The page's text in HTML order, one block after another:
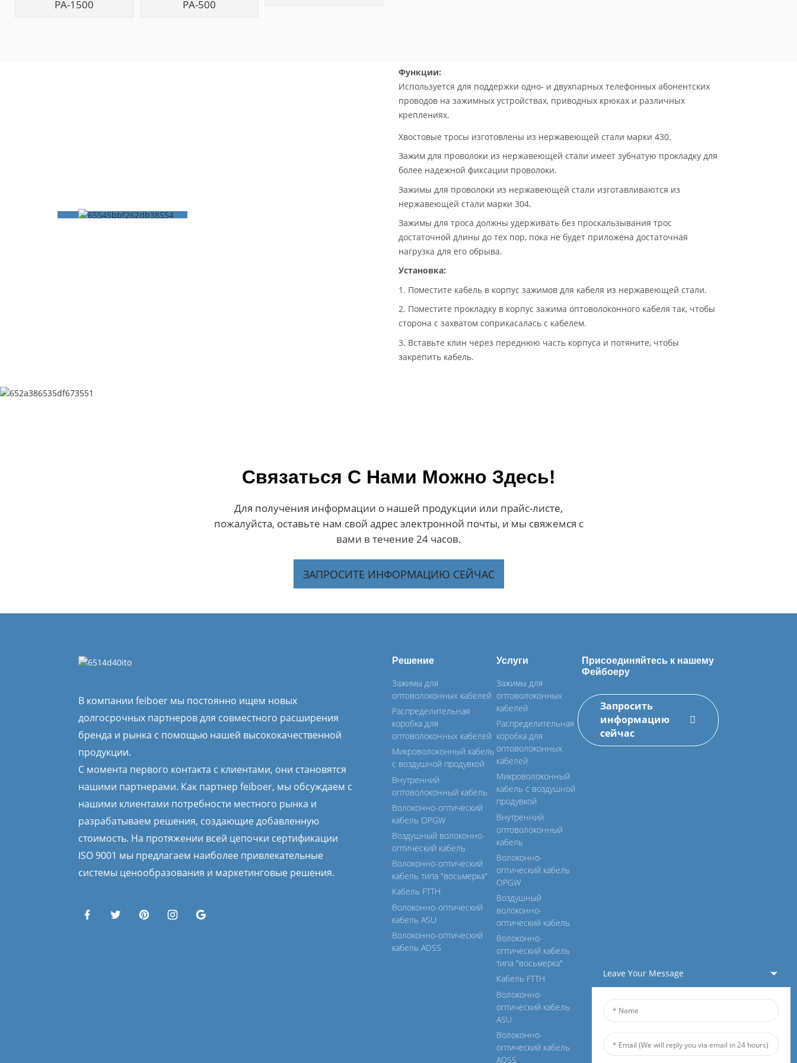
PA-1500
PA-500
Функции:
Используется для поддержки одно- и двухпарных телефонных абонентских
проводов на зажимных устройствах, приводных крюках и различных
креплениях.
Хвостовые тросы изготовлены из нержавеющей стали марки 430.
Зажим для проволоки из нержавеющей стали имеет зубчатую прокладку для
более надежной фиксации проволоки.
Зажимы для проволоки из нержавеющей стали изготавливаются из
нержавеющей стали марки 304.
Зажимы для троса должны удерживать без проскальзывания трос
достаточной длины до тех пор, пока не будет приложена достаточная
нагрузка для его обрыва.
Установка:
1. Поместите кабель в корпус зажимов для кабеля из нержавеющей стали.
2. Поместите прокладку в корпус зажима оптоволоконного кабеля так, чтобы
сторона с захватом соприкасалась с кабелем.
3. Вставьте клин через переднюю часть корпуса и потяните, чтобы
закрепить кабель.
Связаться С Нами Можно Здесь!
Для получения информации о нашей продукции или прайс-листе,
пожалуйста, оставьте нам свой адрес электронной почты, и мы свяжемся с
вами в течение 24 часов.
ЗАПРОСИТЕ ИНФОРМАЦИЮ СЕЙЧАС
В компании feiboer мы постоянно ищем новых
долгосрочных партнеров для совместного расширения
бренда и рынка с помощью нашей высококачественной
продукции.
С момента первого контакта с клиентами, они становятся
нашими партнерами. Как партнер feiboer, мы обсуждаем с
нашими клиентами потребности местного рынка и
разрабатываем решения, создающие добавленную
стоимость. На протяжении всей цепочки сертификации
ISO 9001 мы предлагаем наиболее привлекательные
системы ценообразования и маркетинговые решения.
Решение
Зажимы для
оптоволоконных кабелей
Распределительная
коробка для
оптоволоконных кабелей
Микроволоконный кабель
с воздушной продувкой
Внутренний
оптоволоконный кабель
Волоконно-оптический
кабель OPGW
Воздушный волоконно-
оптический кабель
Волоконно-оптический
кабель типа "восьмерка"
Кабель FTTH
Волоконно-оптический
кабель ASU
Волоконно-оптический
кабель ADSS
Услуги
Зажимы для
оптоволоконных
кабелей
Распределительная
коробка для
оптоволоконных
кабелей
Микроволоконный
кабель с воздушной
продувкой
Внутренний
оптоволоконный
кабель
Волоконно-
оптический кабель
OPGW
Воздушный
волоконно-
оптический кабель
Волоконно-
оптический кабель
типа "восьмерка"
Кабель FTTH
Волоконно-
оптический кабель
ASU
Волоконно-
оптический кабель
ADSS
Присоединяйтесь к нашему
Фейбоеру
Запросить
информацию
сейчас
Leave Your Message